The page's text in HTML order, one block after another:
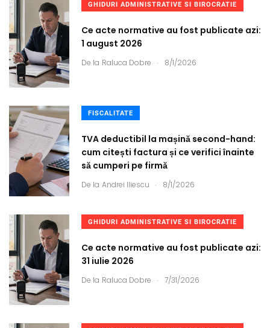
GHIDURI ADMINISTRATIVE SI BIROCRATIE
Ce acte normative au fost publicate azi:
1 august 2026
De la Raluca Dobre . 8/1/2026
FISCALITATE
TVA deductibil la mașină second-hand:
cum citești factura și ce verifici înainte
să cumperi pe firmă
De la Andrei Iliescu . 8/1/2026
GHIDURI ADMINISTRATIVE SI BIROCRATIE
Ce acte normative au fost publicate azi:
31 iulie 2026
De la Raluca Dobre . 7/31/2026